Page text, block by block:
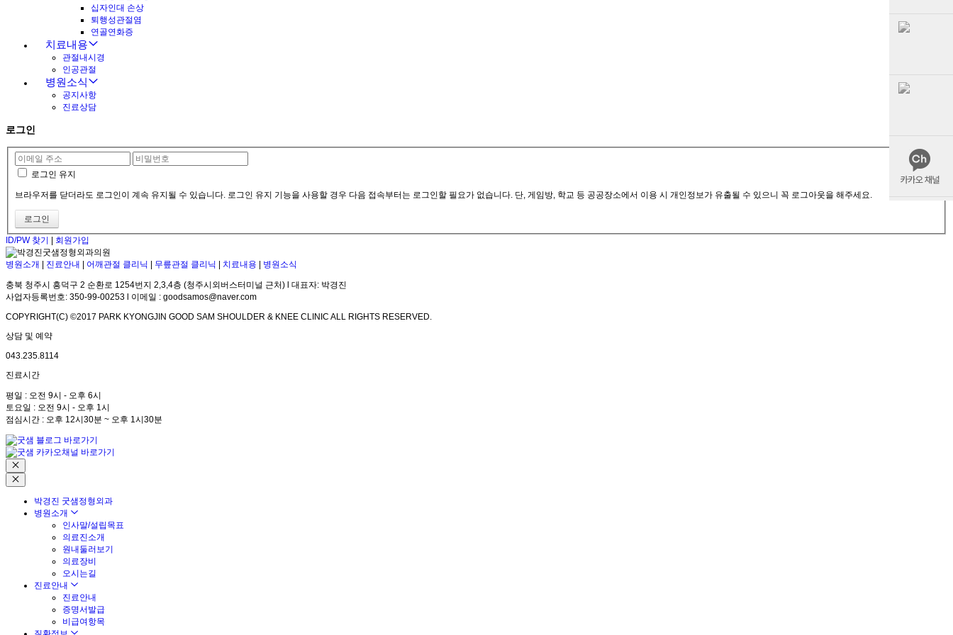
십자인대 손상
퇴행성관절염
연골연화증
치료내용
관절내시경
인공관절
병원소식
공지사항
진료상담
로그인
로그인 유지
브라우저를 닫더라도 로그인이 계속 유지될 수 있습니다. 로그인 유지 기능을 사용할 경우 다음 접속부터는 로그인할 필요가 없습니다. 단, 게임방, 학교 등 공공장소에서 이용 시 개인정보가 유출될 수 있으니 꼭 로그아웃을 해주세요.
ID/PW 찾기 회원가입
병원소개 진료안내 어깨관절 클리닉 무릎관절 클리닉 치료내용 병원소식
충북 청주시 흥덕구 2 순환로 1254번지 2,3,4층 (청주시외버스터미널 근처) l 대표자: 박경진
사업자등록번호: 350-99-00253 l 이메일 : goodsamos@naver.com
COPYRIGHT(C) ©2017 PARK KYONGJIN GOOD SAM SHOULDER & KNEE CLINIC ALL RIGHTS RESERVED.
상담 및 예약
043.235.8114
진료시간
평일 : 오전 9시 - 오후 6시
토요일 : 오전 9시 - 오후 1시
점심시간 : 오후 12시30분 ~ 오후 1시30분
박경진 굿샘정형외과
병원소개
인사말/설립목표
의료진소개
원내둘러보기
의료장비
오시는길
진료안내
진료안내
증명서발급
비급여항목